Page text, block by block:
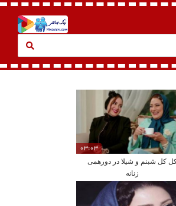
03:03
کل شبنم و شیلا در دورهمی
زنانه